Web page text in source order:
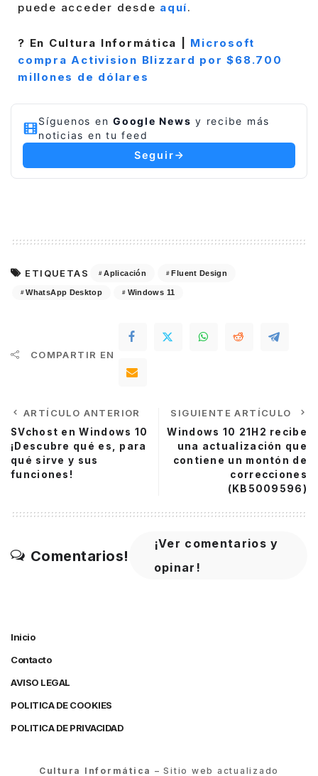
puede acceder desde aquí.
? En Cultura Informática | Microsoft
compra Activision Blizzard por $68.700
millones de dólares
Síguenos en Google News y recibe más
noticias en tu feed
Seguir
ETIQUETAS Aplicación Fluent Design
WhatsApp Desktop Windows 11
COMPARTIR EN
ARTÍCULO ANTERIOR
SVchost en Windows 10
¡Descubre qué es, para
qué sirve y sus
funciones!
SIGUIENTE ARTÍCULO
Windows 10 21H2 recibe
una actualización que
contiene un montón de
correcciones
(KB5009596)
Comentarios!
¡Ver comentarios y
opinar!
Inicio
Contacto
AVISO LEGAL
POLITICA DE COOKIES
POLITICA DE PRIVACIDAD
Cultura Informática – Sitio web actualizado